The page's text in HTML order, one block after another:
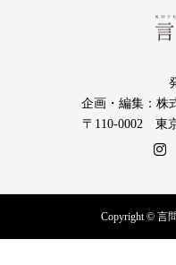
企画・編集：株
〒110-0002 東
Copyright © 言